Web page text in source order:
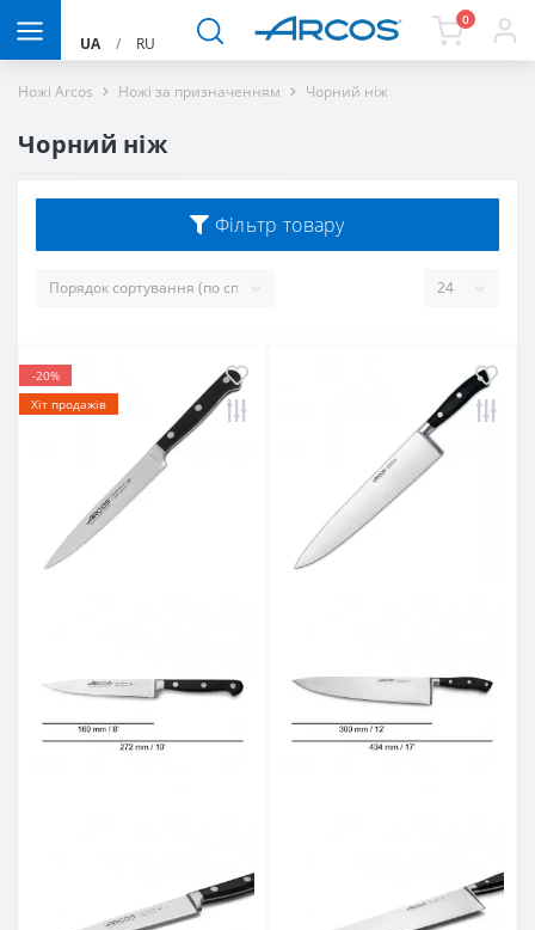
UA / RU
0
Ножі Arcos Ножі за призначенням Чорний ніж
Чорний ніж
Фільтр товару
-20%
Хіт продажів